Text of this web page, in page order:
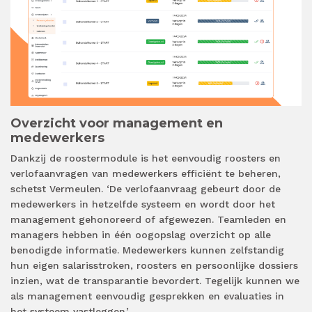
Overzicht voor management en
medewerkers
Dankzij de roostermodule is het eenvoudig roosters en
verlofaanvragen van medewerkers efficiënt te beheren,
schetst Vermeulen. ‘De verlofaanvraag gebeurt door de
medewerkers in hetzelfde systeem en wordt door het
management gehonoreerd of afgewezen. Teamleden en
managers hebben in één oogopslag overzicht op alle
benodigde informatie. Medewerkers kunnen zelfstandig
hun eigen salarisstroken, roosters en persoonlijke dossiers
inzien, wat de transparantie bevordert. Tegelijk kunnen we
als management eenvoudig gesprekken en evaluaties in